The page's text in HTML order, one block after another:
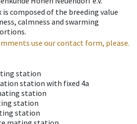
composed of the breeding value
calmness and swarming
use our contact form, please.
station
station with fixed 4a
station
station
station